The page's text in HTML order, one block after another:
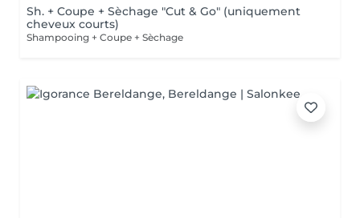
Sh. + Coupe + Sèchage "Cut & Go" (uniquement
cheveux courts)
Shampooing + Coupe + Sèchage